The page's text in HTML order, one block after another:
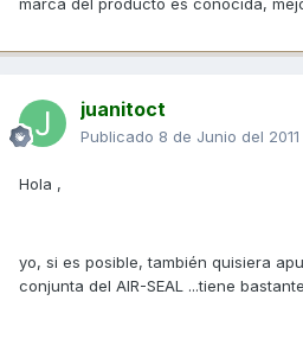
juanitoct
Publicado 8 de Junio del 2011
Hola ,
yo, si es posible, también quisiera
conjunta del AIR-SEAL ...tiene